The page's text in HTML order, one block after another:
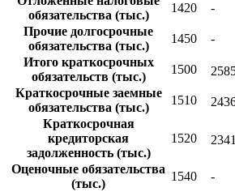
обязательства (тыс.)
1420 -
Прочие долгосрочные
обязательства (тыс.)
1450 -
Итого краткосрочных
обязательств (тыс.)
1500
Краткосрочные заемные
обязательства (тыс.)
1510
Краткосрочная
кредиторская
задолженность (тыс.)
1520
Оценочные обязательства
(тыс.)
1540 -